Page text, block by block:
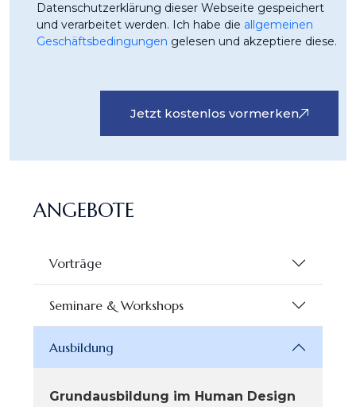
Datenschutzerklärung dieser Webseite gespeichert
und verarbeitet werden. Ich habe die allgemeinen
Geschäftsbedingungen gelesen und akzeptiere diese.
Jetzt kostenlos vormerken
ANGEBOTE
Vorträge
Seminare & Workshops
Ausbildung
Grundausbildung im Human Design